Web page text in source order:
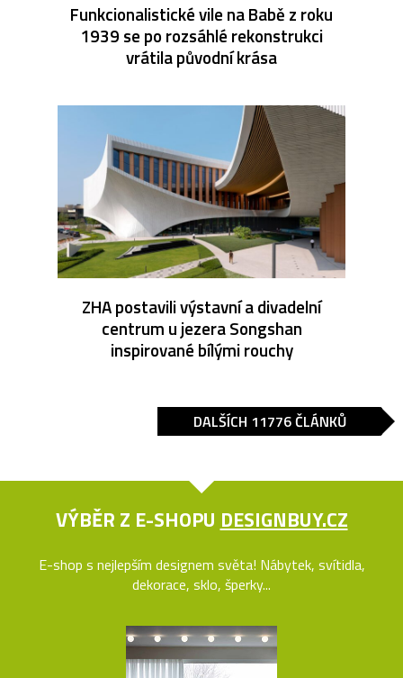
Funkcionalistické vile na Babě z roku
1939 se po rozsáhlé rekonstrukci
vrátila původní krása
ZHA postavili výstavní a divadelní
centrum u jezera Songshan
inspirované bílými rouchy
DALŠÍCH 11776 ČLÁNKŮ
VÝBĚR Z E-SHOPU DESIGNBUY.CZ
E-shop s nejlepším designem světa! Nábytek, svítidla,
dekorace, sklo, šperky...